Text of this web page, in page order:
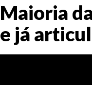
Maioria
e já